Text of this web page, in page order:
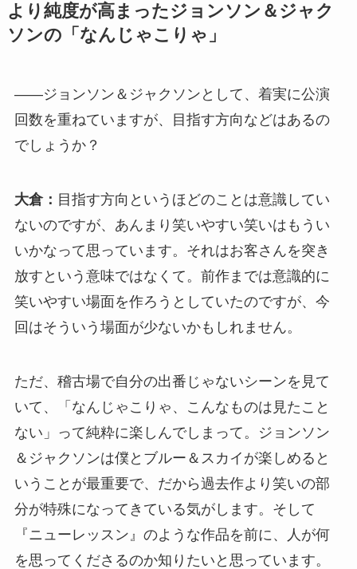
より純度が高まったジョンソン＆ジャク
ソンの「なんじゃこりゃ」
――ジョンソン＆ジャクソンとして、着実に公演
回数を重ねていますが、目指す方向などはあるの
でしょうか？
大倉： 目指す方向というほどのことは意識してい
ないのですが、あんまり笑いやすい笑いはもうい
いかなって思っています。それはお客さんを突き
放すという意味ではなくて。前作までは意識的に
笑いやすい場面を作ろうとしていたのですが、今
回はそういう場面が少ないかもしれません。
ただ、稽古場で自分の出番じゃないシーンを見て
いて、「なんじゃこりゃ、こんなものは見たこと
ない」って純粋に楽しんでしまって。ジョンソン
＆ジャクソンは僕とブルー＆スカイが楽しめると
いうことが最重要で、だから過去作より笑いの部
分が特殊になってきている気がします。そして
『ニューレッスン』のような作品を前に、人が何
を思ってくださるのか知りたいと思っています。